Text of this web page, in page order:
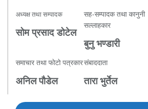
अध्यक्ष तथा सम्पादक
सोम प्रसाद डोटेल
सह-सम्पादक तथा कानुनी
सल्लाहकार
बुनु भण्डारी
समाचार तथा फोटो पत्रकार
अनिल पौडेल
संबाददाता
तारा भुर्तेल